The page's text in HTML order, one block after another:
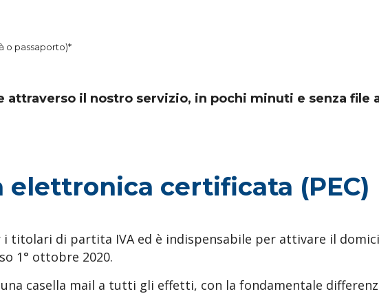
o passaporto)*
attraverso il nostro servizio, in pochi minuti e senza file
elettronica certificata (PEC)
i titolari di partita IVA ed è indispensabile per attivare il
1° ottobre 2020.
casella mail a tutti gli effetti, con la fondamentale